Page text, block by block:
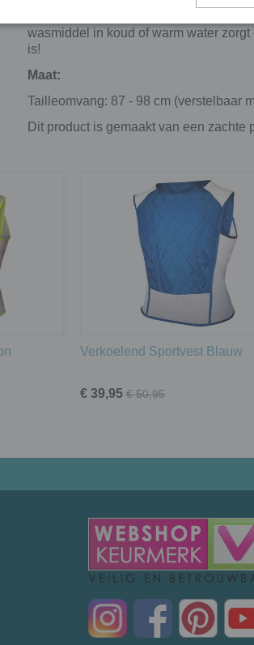
Je kunt de taillekoeler steeds
wasmiddel in koud of warm water
is!
Maat:
Tailleomvang: 87 - 98 cm (verstelbaar
Dit product is gemaakt van een zachte
Verkoelend Sportvest Blauw
€ 39,95 € 50,95